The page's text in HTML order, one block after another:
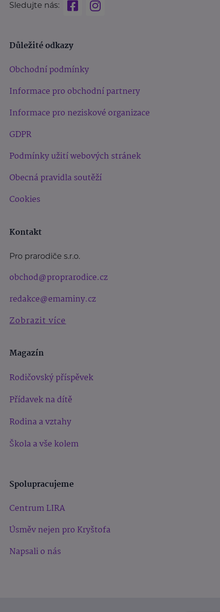
Sledujte nás:
Důležité odkazy
Obchodní podmínky
Informace pro obchodní partnery
Informace pro neziskové organizace
GDPR
Podmínky užití webových stránek
Obecná pravidla soutěží
Cookies
Kontakt
Pro prarodiče s.r.o.
obchod@proprarodice.cz
redakce@emaminy.cz
Zobrazit více
Magazín
Rodičovský příspěvek
Přídavek na dítě
Rodina a vztahy
Škola a vše kolem
Spolupracujeme
Centrum LIRA
Úsměv nejen pro Kryštofa
Napsali o nás